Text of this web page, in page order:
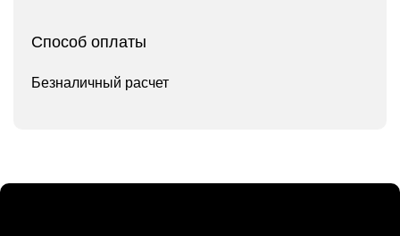
Способ оплаты
Безналичный расчет